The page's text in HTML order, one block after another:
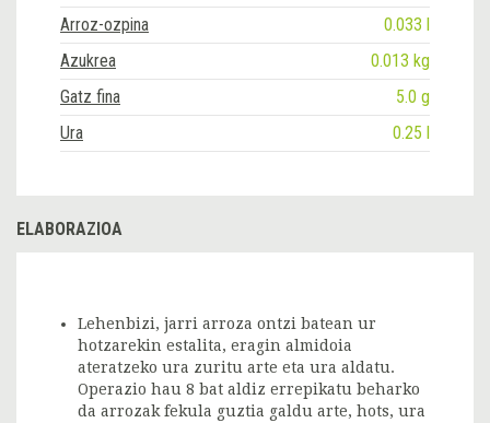
Arroz-ozpina
0.033 l
Azukrea
0.013 kg
Gatz fina
5.0 g
Ura
0.25 l
ELABORAZIOA
Lehenbizi, jarri arroza ontzi batean ur
hotzarekin estalita, eragin almidoia
ateratzeko ura zuritu arte eta ura aldatu.
Operazio hau 8 bat aldiz errepikatu beharko
da arrozak fekula guztia galdu arte, hots, ura